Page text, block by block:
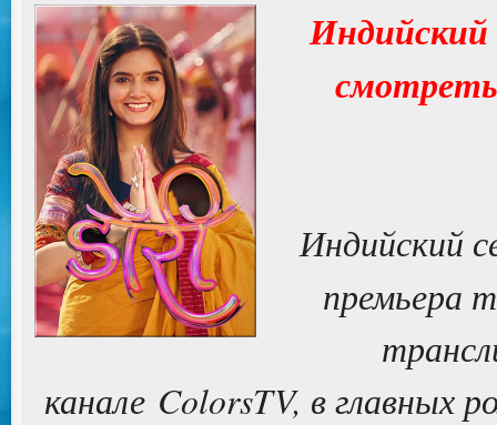
Индийский
смотреть
Индийский
премьера
канале ColorsTV, в главных